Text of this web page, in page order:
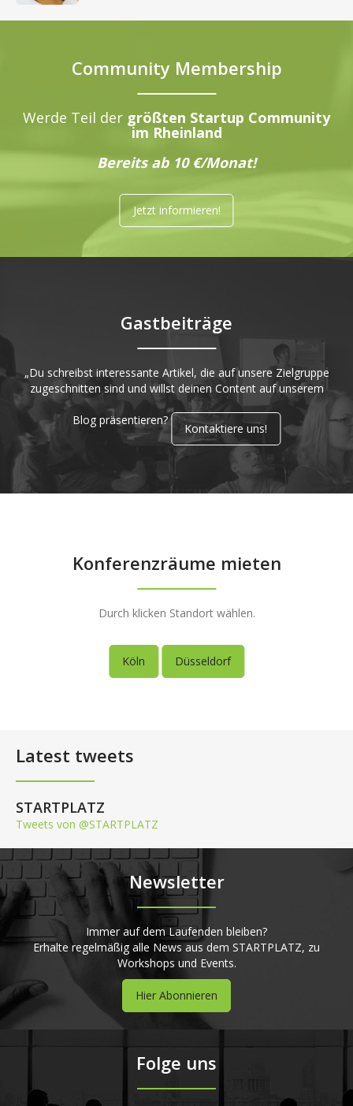
Community Membership
Werde Teil der größten Startup Community
im Rheinland
Bereits ab 10 €/Monat!
Jetzt informieren!
Gastbeiträge
„Du schreibst interessante Artikel, die auf unsere Zielgruppe
zugeschnitten sind und willst deinen Content auf unserem
Blog präsentieren?
Kontaktiere uns!
Konferenzräume mieten
Durch klicken Standort wählen.
Köln Düsseldorf
Latest tweets
STARTPLATZ
Tweets von @STARTPLATZ
Newsletter
Immer auf dem Laufenden bleiben?
Erhalte regelmäßig alle News aus dem STARTPLATZ, zu
Workshops und Events.
Hier Abonnieren
Folge uns